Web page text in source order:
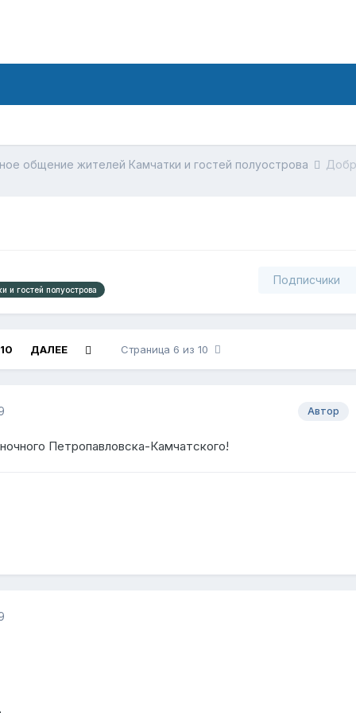
общение жителей Камчатки и гостей полуострова
и гостей полуострова
Подписчики
10 ДАЛЕЕ Страница 6 из 10
Автор
Петропавловска-Камчатского!